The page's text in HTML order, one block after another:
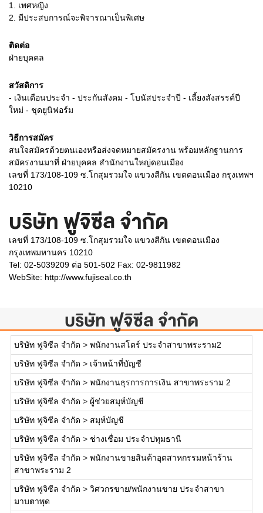
1.
เพศหญิง
2. มีประสบการณ์จะพิจารณาเป็นพิเศษ
ติดต่อ
ฝ่ายบุคคล
สวัสดิการ
- เงินเดือนประจำ - ประกันสังคม - โบนัสประจำปี - เลี้ยงสังสรรค์ปี
ใหม่ - ชุดยูนิฟอร์ม
วิธีการสมัคร
สนใจสมัครด้วยตนเองหรือส่งจดหมายสมัครงาน พร้อมหลักฐานการ
สมัครงานมาที่ ฝ่ายบุคคล สำนักงานใหญ่ดอนเมือง
เลขที่ 173/108-109 ซ.โกสุมรวมใจ แขวงสีกัน เขตดอนเมือง กรุงเทพฯ
10210
บริษัท ฟูจิซีล จำกัด
เลขที่ 173/108-109 ซ.โกสุมรวมใจ แขวงสีกัน เขตดอนเมือง
กรุงเทพมหานคร 10210
Tel: 02-5039209 ต่อ 501-502 Fax: 02-9811982
WebSite: http://www.fujiseal.co.th
บริษัท ฟูจิซีล จำกัด
บริษัท ฟูจิซีล จำกัด > พนักงานสโตร์ ประจำสาขาพระราม2
บริษัท ฟูจิซีล จำกัด > เจ้าหน้าที่บัญชี
บริษัท ฟูจิซีล จำกัด > พนักงานธุรการการเงิน สาขาพระราม 2
บริษัท ฟูจิซีล จำกัด > ผู้ช่วยสมุห์บัญชี
บริษัท ฟูจิซีล จำกัด > สมุห์บัญชี
บริษัท ฟูจิซีล จำกัด > ช่างเชื่อม ประจำปทุมธานี
บริษัท ฟูจิซีล จำกัด > พนักงานขายสินค้าอุตสาหกรรมหน้าร้าน
สาขาพระราม 2
บริษัท ฟูจิซีล จำกัด > วิศวกรขาย/พนักงานขาย ประจำสาขา
มาบตาพุด